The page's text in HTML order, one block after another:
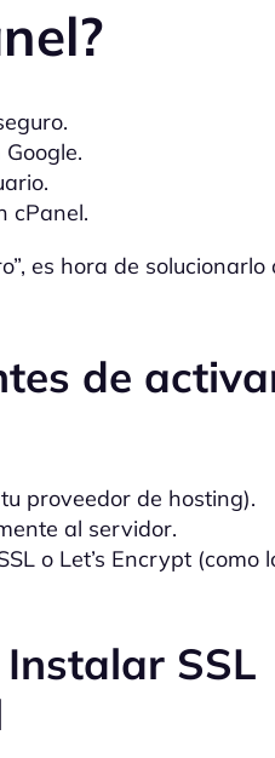
cPanel.
es hora de solucionarlo
de
proveedor de hosting).
al servidor.
o Let’s Encrypt (como
SSL